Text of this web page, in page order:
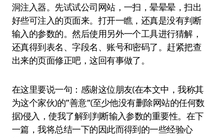
洞注入器。先试试公司网站，一扫，晕晕晕，扫出
好些可注入的页面来。打开一瞧，还真是没有判断
输入的参数的。然后使用另外一个工具进行猜解，
还真得到表名、字段名、账号和密码了。赶紧把查
出来的页面修正吧，这回有事做了。
在这里要说一句：感谢这位朋友(在本文中，我称其
为这个家伙)的”善意”(至少他没有删除网站的任何数
据)侵入，使我了解到判断输入参数的重要性。在下
一篇，我将总结一下的因此而得到的一些经验心